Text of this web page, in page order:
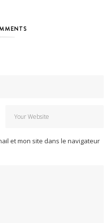
et mon site dans le navigateur